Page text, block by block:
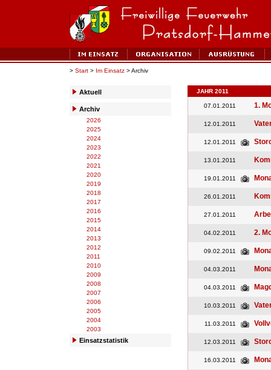
> Start > Im Einsatz > Archiv
Aktuell
Archiv
2026
2025
2024
2023
2022
2021
2020
2019
2018
2017
2016
2015
2014
2013
2012
2011
2010
2009
2008
2007
2006
2005
2004
2003
Einsatzstatistik
JAHR 2011
07.01.2011 1.
12.01.2011
12.01.2011
13.01.2011
19.01.2011
26.01.2011
27.01.2011
04.02.2011 2.
09.02.2011
04.03.2011
04.03.2011
10.03.2011
11.03.2011
12.03.2011
16.03.2011